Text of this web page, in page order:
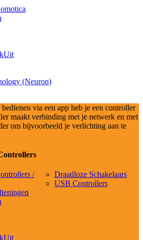
(Neuron)
via een app heb je een controller
maakt verbinding met je netwerk en met
om bijvoorbeeld je verlichting aan te
/
Draadloze Schakelaars
USB Controllers